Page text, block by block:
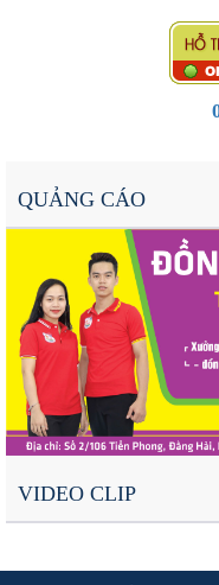
QUẢNG CÁO
VIDEO CLIP